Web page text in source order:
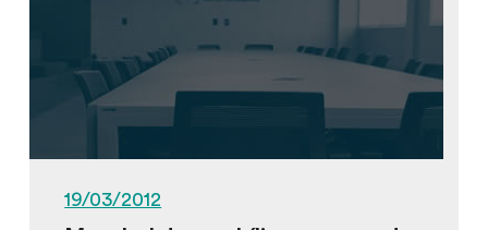
19/03/2012